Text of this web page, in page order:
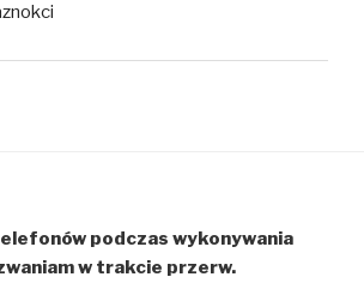
podczas wykonywania
w trakcie przerw.